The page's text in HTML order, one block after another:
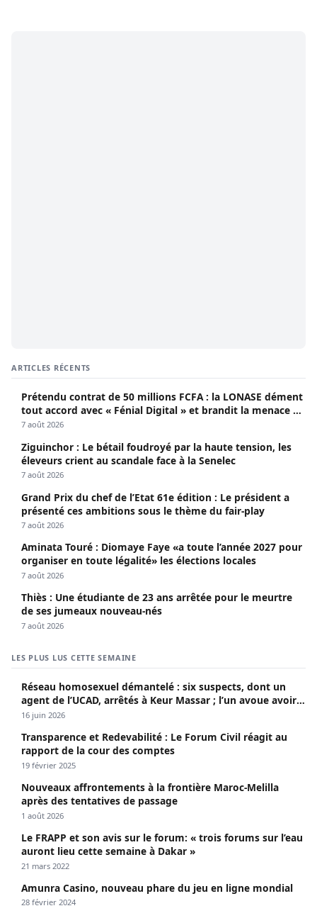
ARTICLES RÉCENTS
Prétendu contrat de 50 millions FCFA : la LONASE dément
tout accord avec « Fénial Digital » et brandit la menace de
poursuites
7 août 2026
Ziguinchor : Le bétail foudroyé par la haute tension, les
éleveurs crient au scandale face à la Senelec
7 août 2026
Grand Prix du chef de l’Etat 61e édition : Le président a
présenté ces ambitions sous le thème du fair-play
7 août 2026
Aminata Touré : Diomaye Faye «a toute l’année 2027 pour
organiser en toute légalité» les élections locales
7 août 2026
Thiès : Une étudiante de 23 ans arrêtée pour le meurtre
de ses jumeaux nouveau-nés
7 août 2026
LES PLUS LUS CETTE SEMAINE
Réseau homosexuel démantelé : six suspects, dont un
agent de l’UCAD, arrêtés à Keur Massar ; l’un avoue avoir
propagé le VIH depuis 2018
16 juin 2026
Transparence et Redevabilité : Le Forum Civil réagit au
rapport de la cour des comptes
19 février 2025
Nouveaux affrontements à la frontière Maroc-Melilla
après des tentatives de passage
1 août 2026
Le FRAPP et son avis sur le forum: « trois forums sur l’eau
auront lieu cette semaine à Dakar »
21 mars 2022
Amunra Casino, nouveau phare du jeu en ligne mondial
28 février 2024